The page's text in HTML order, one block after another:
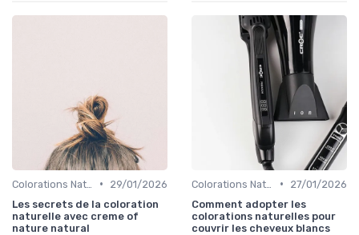
•
29/01/2026
Les secrets de la coloration
naturelle avec creme of
nature natural
•
27/01/2026
Comment adopter les
colorations naturelles pour
couvrir les cheveux blancs